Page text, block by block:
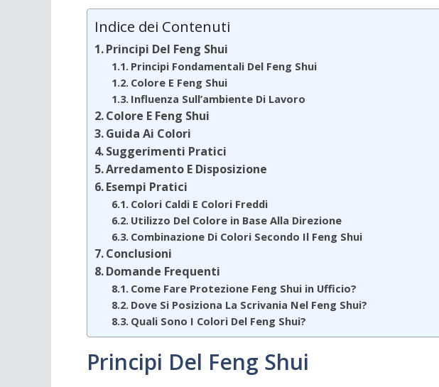
Indice dei Contenuti
Principi Del Feng Shui
Principi Fondamentali Del Feng Shui
Colore E Feng Shui
Influenza Sull’ambiente Di Lavoro
Colore E Feng Shui
Guida Ai Colori
Suggerimenti Pratici
Arredamento E Disposizione
Esempi Pratici
Colori Caldi E Colori Freddi
Utilizzo Del Colore in Base Alla Direzione
Combinazione Di Colori Secondo Il Feng Shui
Conclusioni
Domande Frequenti
Come Fare Protezione Feng Shui in Ufficio?
Dove Si Posiziona La Scrivania Nel Feng Shui?
Quali Sono I Colori Del Feng Shui?
Principi Del Feng Shui